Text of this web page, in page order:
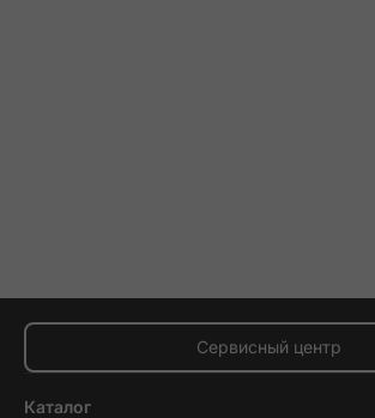
Сервисный центр
Каталог